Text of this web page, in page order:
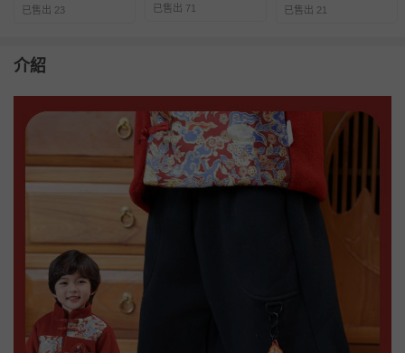
已售出 23 已售出 71 已售出 21
介紹